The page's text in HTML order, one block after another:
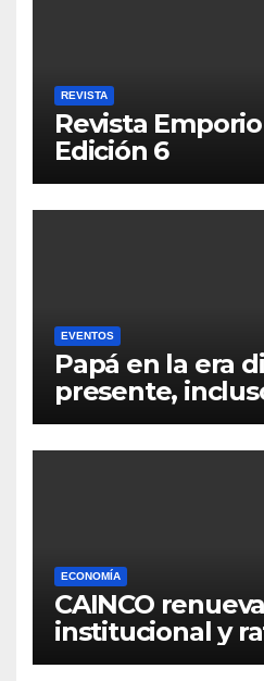
REVISTA
Revista
Edición 6
EVENTOS
Papá en la era
presente,
distancia
ECONOMÍA
CAINCO
institucional y
Pierre Antelo